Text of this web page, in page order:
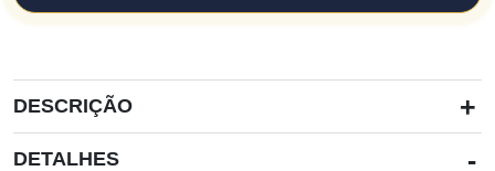
DESCRIÇÃO +
DETALHES -